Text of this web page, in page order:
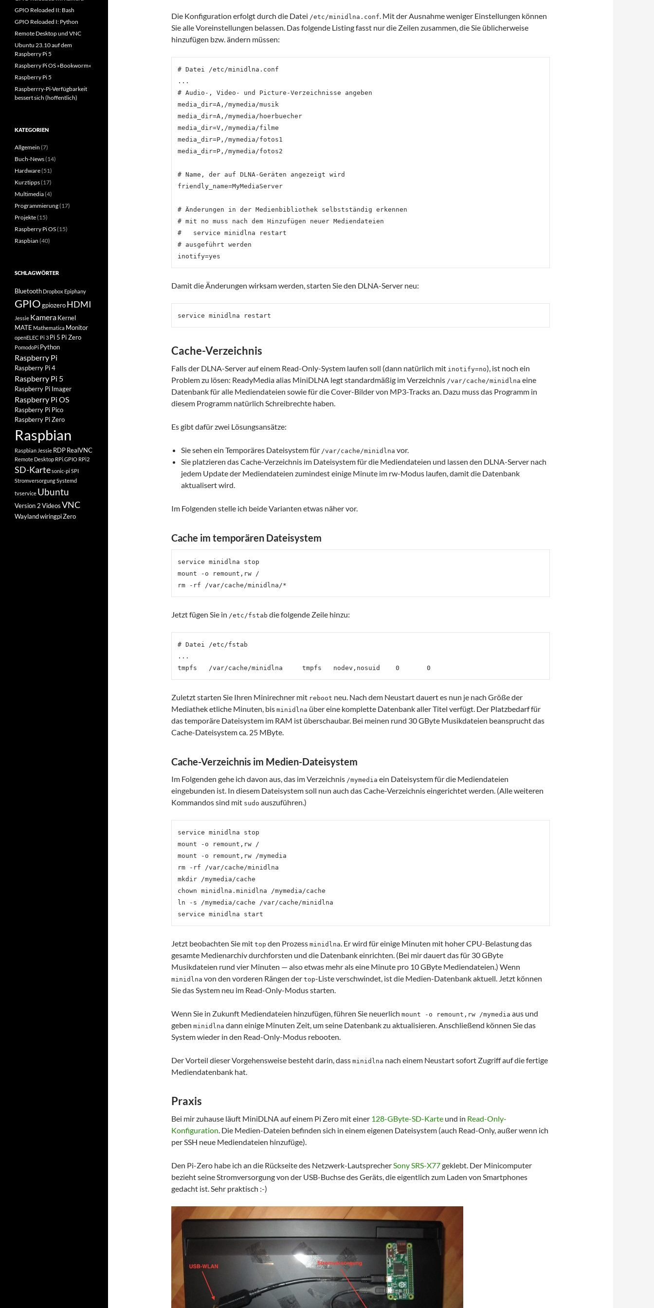
Die Konfiguration erfolgt durch die Datei /etc/minidlna.conf. Mit der Ausnahme weniger Einstellungen können
Sie alle Voreinstellungen belassen. Das folgende Listing fasst nur die Zeilen zusammen, die Sie üblicherweise
hinzufügen bzw. ändern müssen:
# Datei /etc/minidlna.conf
...
# Audio-, Video- und Picture-Verzeichnisse angeben
media_dir=A,/mymedia/musik
media_dir=A,/mymedia/hoerbuecher
media_dir=V,/mymedia/filme
media_dir=P,/mymedia/fotos1
media_dir=P,/mymedia/fotos2
# Name, der auf DLNA-Geräten angezeigt wird
friendly_name=MyMediaServer
# Änderungen in der Medienbibliothek selbstständig erkennen
# mit no muss nach dem Hinzufügen neuer Mediendateien
#   service minidlna restart
# ausgeführt werden
Damit die Änderungen wirksam werden, starten Sie den DLNA-Server neu:
Cache-Verzeichnis
Falls der DLNA-Server auf einem Read-Only-System laufen soll (dann natürlich mit inotify=no), ist noch ein
Problem zu lösen: ReadyMedia alias MiniDLNA legt standardmäßig im Verzeichnis /var/cache/minidlna eine
Datenbank für alle Mediendateien sowie für die Cover-Bilder von MP3-Tracks an. Dazu muss das Programm in
diesem Programm natürlich Schreibrechte haben.
Es gibt dafür zwei Lösungsansätze:
Sie sehen ein Temporäres Dateisystem für /var/cache/minidlna vor.
Sie platzieren das Cache-Verzeichnis im Dateisystem für die Mediendateien und lassen den DLNA-Server nach
jedem Update der Mediendateien zumindest einige Minute im rw-Modus laufen, damit die Datenbank
aktualisert wird.
Im Folgenden stelle ich beide Varianten etwas näher vor.
Cache im temporären Dateisystem
service minidlna stop
mount -o remount,rw /
Jetzt fügen Sie in /etc/fstab die folgende Zeile hinzu:
# Datei /etc/fstab
...
Zuletzt starten Sie Ihren Minirechner mit reboot neu. Nach dem Neustart dauert es nun je nach Größe der
Mediathek etliche Minuten, bis minidlna über eine komplette Datenbank aller Titel verfügt. Der Platzbedarf für
das temporäre Dateisystem im RAM ist überschaubar. Bei meinen rund 30 GByte Musikdateien beansprucht das
Cache-Dateisystem ca. 25 MByte.
Cache-Verzeichnis im Medien-Dateisystem
Im Folgenden gehe ich davon aus, das im Verzeichnis /mymedia ein Dateisystem für die Mediendateien
eingebunden ist. In diesem Dateisystem soll nun auch das Cache-Verzeichnis eingerichtet werden. (Alle weiteren
Kommandos sind mit sudo auszuführen.)
service minidlna stop
mount -o remount,rw /
mount -o remount,rw /mymedia
rm -rf /var/cache/minidlna
mkdir /mymedia/cache
chown minidlna.minidlna /mymedia/cache
ln -s /mymedia/cache /var/cache/minidlna
Jetzt beobachten Sie mit top den Prozess minidlna. Er wird für einige Minuten mit hoher CPU-Belastung das
gesamte Medienarchiv durchforsten und die Datenbank einrichten. (Bei mir dauert das für 30 GByte
Musikdateien rund vier Minuten — also etwas mehr als eine Minute pro 10 GByte Mediendateien.) Wenn
minidlna von den vorderen Rängen der top-Liste verschwindet, ist die Medien-Datenbank aktuell. Jetzt können
Sie das System neu im Read-Only-Modus starten.
Wenn Sie in Zukunft Mediendateien hinzufügen, führen Sie neuerlich mount -o remount,rw /mymedia aus und
geben minidlna dann einige Minuten Zeit, um seine Datenbank zu aktualisieren. Anschließend können Sie das
System wieder in den Read-Only-Modus rebooten.
Der Vorteil dieser Vorgehensweise besteht darin, dass minidlna nach einem Neustart sofort Zugriff auf die fertige
Mediendatenbank hat.
Praxis
Bei mir zuhause läuft MiniDLNA auf einem Pi Zero mit einer 128-GByte-SD-Karteund in Read-Only-
Konfiguration. Die Medien-Dateien befinden sich in einem eigenen Dateisystem (auch Read-Only, außer wenn ich
per SSH neue Mediendateien hinzufüge).
Den Pi-Zero habe ich an die Rückseite des Netzwerk-LautsprecherSony SRS-X77geklebt. Der Minicomputer
bezieht seine Stromversorgung von der USB-Buchse des Geräts, die eigentlich zum Laden von Smartphones
gedacht ist. Sehr praktisch :-)
GPIO Reloaded II: Bash
GPIO Reloaded I: Python
Remote Desktop und VNC
Ubuntu 23.10 auf dem
Raspberry Pi 5
Raspberry Pi OS »Bookworm«
Raspberry Pi 5
Raspberrry-Pi-Verfügbarkeit
bessert sich (hoffentlich)
KATEGORIEN
Allgemein (7)
Buch-News(14)
Hardware(51)
Kurztipps(17)
Multimedia(4)
Programmierung(17)
Projekte(15)
Raspberry Pi OS(15)
Raspbian (40)
SCHLAGWÖRTER
Bluetooth Dropbox Epiphany
GPIOgpiozeroHDMI
Jessie KameraKernel
MATE Mathematica Monitor
openELEC Pi 3 Pi 5 Pi Zero
PomodoPi Python
Raspberry Pi
Raspberry Pi 4
Raspberry Pi 5
Raspberry Pi Imager
Raspberry Pi OS
Raspberry Pi Pico
Raspberry Pi Zero
Raspbian
Raspbian Jessie RDPRealVNC
Remote Desktop RPi.GPIO RPi2
SD-Kartesonic-pi SPI
StromversorgungSystemd
tvservice Ubuntu
Version 2VideosVNC
WaylandwiringpiZero